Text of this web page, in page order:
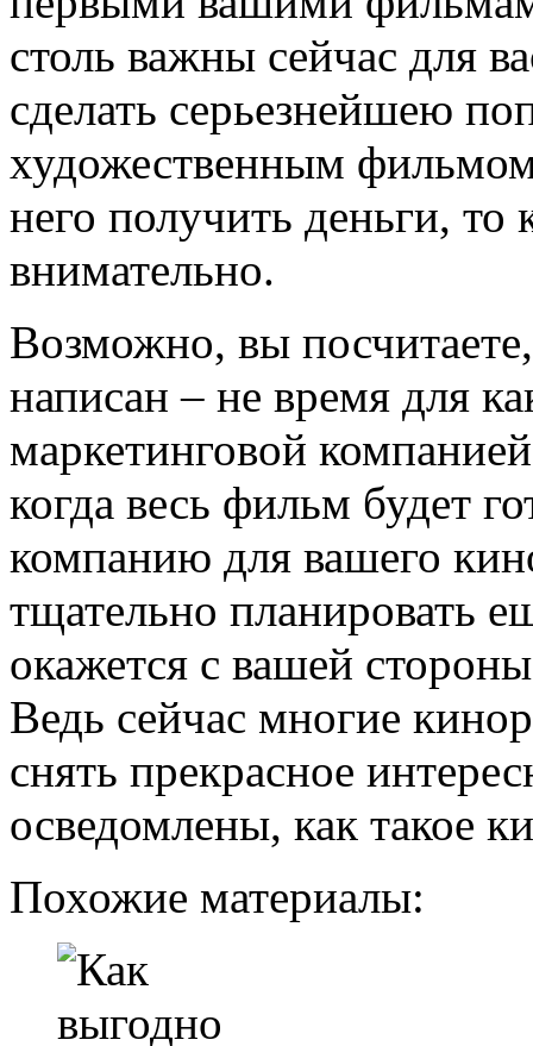
столь важны сейчас для
сделать серьезнейшею
художественным
него получить деньги, то
внимательно.
Возможно, вы
написан – не время для
маркетинговой
когда весь фильм будет
компанию для вашего
тщательно планировать
окажется с вашей
Ведь сейчас многие
снять прекрасное
осведомлены, как такое
Похожие материалы: